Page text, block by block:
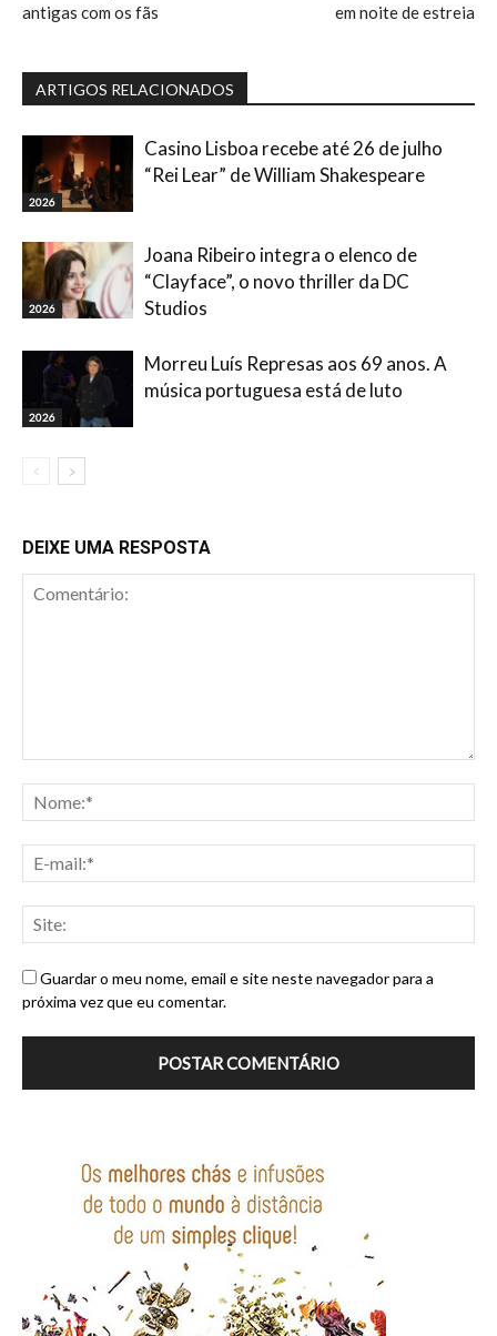
antigas com os fãs
em noite de estreia
ARTIGOS RELACIONADOS
2026
Casino Lisboa recebe até 26 de julho
“Rei Lear” de William Shakespeare
2026
Joana Ribeiro integra o elenco de
“Clayface”, o novo thriller da DC
Studios
2026
Morreu Luís Represas aos 69 anos. A
música portuguesa está de luto
DEIXE UMA RESPOSTA
Guardar o meu nome, email e site neste navegador para a
próxima vez que eu comentar.